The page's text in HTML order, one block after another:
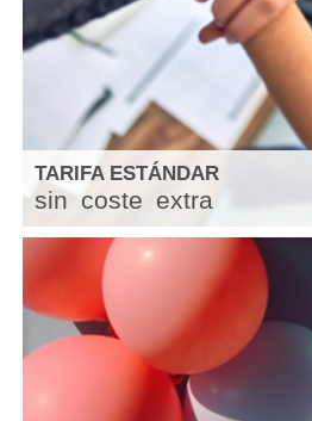
TARIFA ESTÁNDAR
sin coste extra